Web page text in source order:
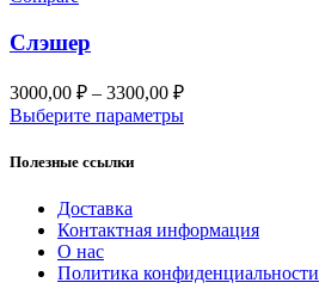
Слэшер
3000,00 ₽ – 3300,00 ₽Диапазон
цен:
Выберите параметры
Полезные ссылки
Доставка
Контактная информация
О нас
Политика конфиденциальности